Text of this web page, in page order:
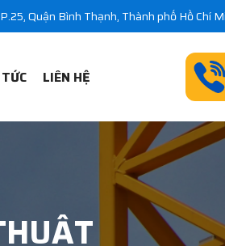
Quận Bình Thạnh, Thành phố Hồ Chí
LIÊN HỆ